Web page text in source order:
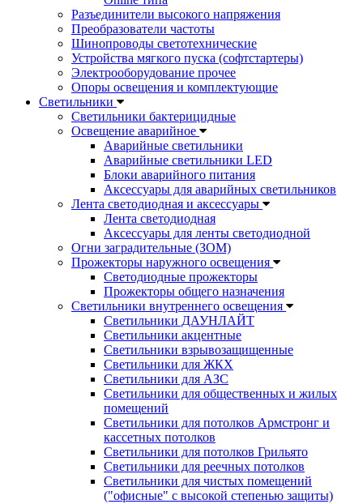
Разъединители высокого напряжения
Преобразователи частоты
Шинопроводы светотехнические
Устройства мягкого пуска (софтстартеры)
Электрооборудование прочее
Опоры освещения и комплектующие
Светильники
Светильники бактерицидные
Освещение аварийное
Аварийные светильники
Аварийные светильники LED
Блоки аварийного питания
Аксессуары для аварийных светильников
Лента светодиодная и аксессуары
Лента светодиодная
Аксессуары для ленты светодиодной
Огни заградительные (ЗОМ)
Прожекторы наружного освещения
Светодиодные прожекторы
Прожекторы общего назначения
Светильники внутреннего освещения
Светильники ДАУНЛАЙТ
Светильники акцентные
Светильники взрывозащищенные
Светильники для ЖКХ
Светильники для АЗС
Светильники для общественных и жилых
помещений
Светильники для потолков Армстронг и
кассетных потолков
Светильники для потолков Грильято
Светильники для реечных потолков
Светильники для чистых помещений
("офисные" с высокой степенью защиты)